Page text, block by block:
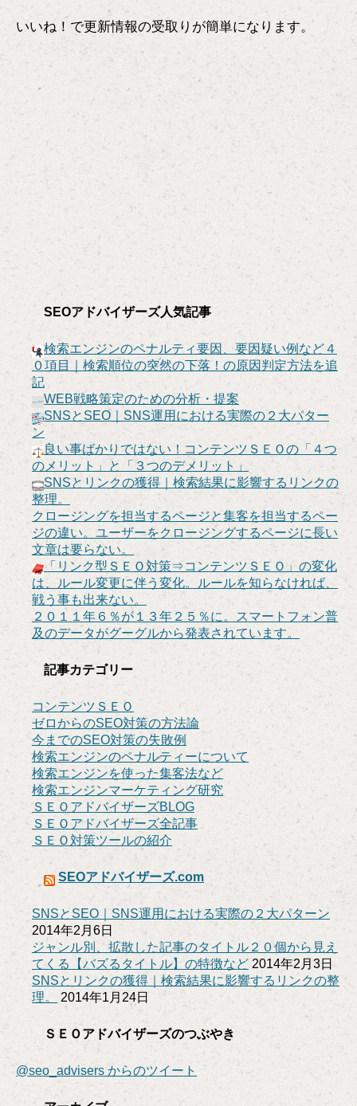
いいね！で更新情報の受取りが簡単になります。
SEOアドバイザーズ人気記事
検索エンジンのペナルティ要因、要因疑い例など４
０項目｜検索順位の突然の下落！の原因判定方法を追
記
WEB戦略策定のための分析・提案
SNSとSEO｜SNS運用における実際の２大パター
ン
良い事ばかりではない！コンテンツＳＥＯの「４つ
のメリット」と「３つのデメリット」
SNSとリンクの獲得｜検索結果に影響するリンクの
整理。
クロージングを担当するページと集客を担当するペー
ジの違い。ユーザーをクロージングするページに長い
文章は要らない。
「リンク型ＳＥＯ対策⇒コンテンツＳＥＯ」の変化
は、ルール変更に伴う変化。ルールを知らなければ、
戦う事も出来ない。
２０１１年６％が１３年２５％に。スマートフォン普
及のデータがグーグルから発表されています。
記事カテゴリー
コンテンツＳＥＯ
ゼロからのSEO対策の方法論
今までのSEO対策の失敗例
検索エンジンのペナルティーについて
検索エンジンを使った集客法など
検索エンジンマーケティング研究
ＳＥＯアドバイザーズBLOG
ＳＥＯアドバイザーズ全記事
ＳＥＯ対策ツールの紹介
SEOアドバイザーズ.com
SNSとSEO｜SNS運用における実際の２大パターン
2014年2月6日
ジャンル別、拡散した記事のタイトル２０個から見え
てくる【バズるタイトル】の特徴など 2014年2月3日
SNSとリンクの獲得｜検索結果に影響するリンクの整
理。
2014年1月24日
ＳＥＯアドバイザーズのつぶやき
@seo_advisers からのツイート